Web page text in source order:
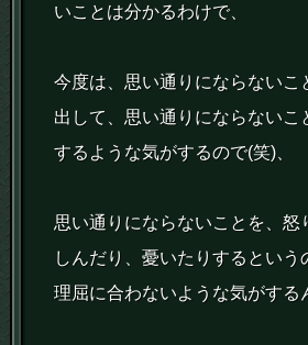
いことは分かるわけで、
今度は、思い通りにならないこ
出して、思い通りにならないこ
するような気がするので(笑)、
思い通りにならないことを、怒
しんだり、憂いたりするという
理屈に合わないような気がする